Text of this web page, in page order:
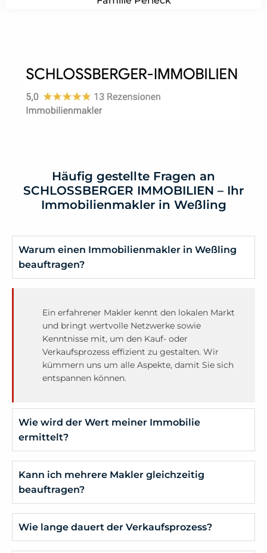
Häufig gestellte Fragen an
SCHLOSSBERGER IMMOBILIEN – Ihr
Immobilienmakler in Weßling
Warum einen Immobilienmakler in Weßling
beauftragen?
Ein erfahrener Makler kennt den lokalen Markt
und bringt wertvolle Netzwerke sowie
Kenntnisse mit, um den Kauf- oder
Verkaufsprozess effizient zu gestalten. Wir
kümmern uns um alle Aspekte, damit Sie sich
entspannen können.
Wie wird der Wert meiner Immobilie
ermittelt?
Kann ich mehrere Makler gleichzeitig
beauftragen?
Wie lange dauert der Verkaufsprozess?